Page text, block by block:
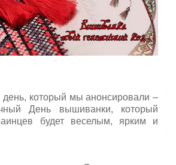
день, который мы анонсировали –
День вышиванки, который
будет веселым, ярким и